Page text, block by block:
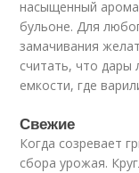
насыщенный
бульоне. Для
замачивания
считать, что дары
емкости, где
Свежие
Когда созревает
сбора урожая.